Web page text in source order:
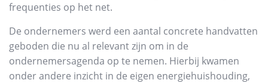
frequenties op het net.
De ondernemers werd een aantal concrete handvatten
geboden die nu al relevant zijn om in de
ondernemersagenda op te nemen. Hierbij kwamen
onder andere inzicht in de eigen energiehuishouding,